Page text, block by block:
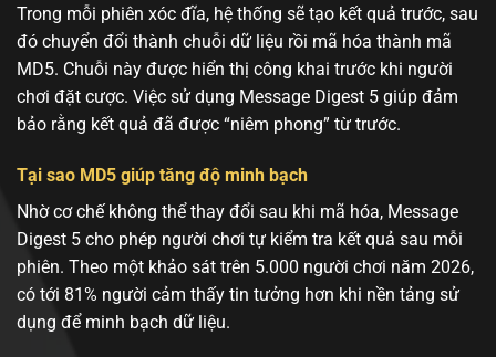
Trong mỗi phiên xóc đĩa, hệ thống sẽ tạo kết quả trước, sau
đó chuyển đổi thành chuỗi dữ liệu rồi mã hóa thành mã
MD5. Chuỗi này được hiển thị công khai trước khi người
chơi đặt cược. Việc sử dụng Message Digest 5 giúp đảm
bảo rằng kết quả đã được “niêm phong” từ trước.
Tại sao MD5 giúp tăng độ minh bạch
Nhờ cơ chế không thể thay đổi sau khi mã hóa, Message
Digest 5 cho phép người chơi tự kiểm tra kết quả sau mỗi
phiên. Theo một khảo sát trên 5.000 người chơi năm 2026,
có tới 81% người cảm thấy tin tưởng hơn khi nền tảng sử
dụng để minh bạch dữ liệu.